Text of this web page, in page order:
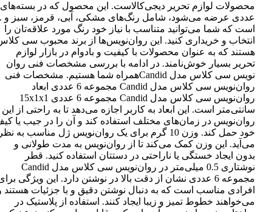
عددی عرضه می‌شود، شامل رنگ‌های مشکی، آبی، قرمز، سبز و
است که شما می‌توانید متناسب با نیاز خود رنگ مورد علاقه‌تان را
انتخاب و خریداری کنید. این روان‌نویس‌ها از برند محبوب سی
هستند که به عنوان محصولات با کیفیت و بادوام در بازار لوازم
تحریر بسیار خوش‌نامند. در ادامه با بررسی مشخصات فنی روان
نویس سی کلاس مدل Candidهمراه شما هستیم. مشخصات فنی
روان‌نویس سی کلاس مدل Candid مجموعه 6 عددی ابعاد
روان‌نویس سی کلاس مدل Candid مجموعه 6 عددی 15x1x1
سانتی‌متر است. این ابعاد به کاربر اجازه می‌دهد تا به راحتی از این
روان‌نویس در زمان‌های مختلف استفاده کند و آن را در جیب یا
خود حمل کند. وزن 10 گرم برای یک روان‌نویس ژل مناسب به
می‌آید. این وزن کمک می‌کند تا از روان‌نویس به مدت طولانی و
بدون ایجاد خستگی یا ناراحتی در دستتان استفاده کنید. قطر
نوشتاری 0.5 میلی‌متر در روان‌نویس سی کلاس مدل Candid
مجموعه 6 عددی نشان از دقت بالا در نوشتن دارد. این ویژگی
افرادی مناسب است که به دنبال نوشتن دقیق و با جزئیات هستند
می‌خواهند خطوط تمیز و زیبا ایجاد کنند. استفاده از پلاستیک در